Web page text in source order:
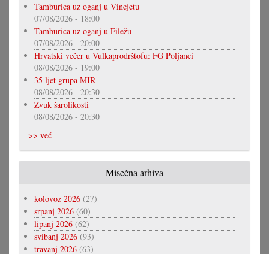
Tamburica uz oganj u Vincjetu
07/08/2026 - 18:00
Tamburica uz oganj u Filežu
07/08/2026 - 20:00
Hrvatski večer u Vulkaprodrštofu: FG Poljanci
08/08/2026 - 19:00
35 ljet grupa MIR
08/08/2026 - 20:30
Zvuk šarolikosti
08/08/2026 - 20:30
>> već
Misečna arhiva
kolovoz 2026 (27)
srpanj 2026 (60)
lipanj 2026 (62)
svibanj 2026 (93)
travanj 2026 (63)